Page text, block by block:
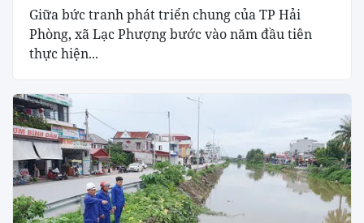
​Giữa bức tranh phát triển chung của TP Hải
Phòng, xã Lạc Phượng bước vào năm đầu tiên
thực hiện...